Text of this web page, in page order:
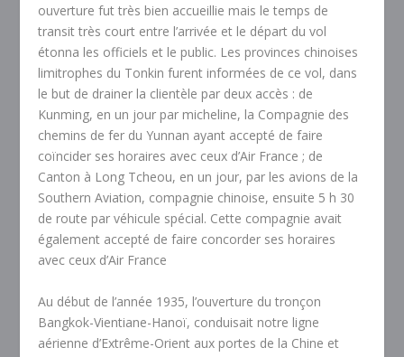
ouverture fut très bien accueillie mais le temps de
transit très court entre l’arrivée et le départ du vol
étonna les officiels et le public. Les provinces chinoises
limitrophes du Tonkin furent informées de ce vol, dans
le but de drainer la clientèle par deux accès : de
Kunming, en un jour par micheline, la Compagnie des
chemins de fer du Yunnan ayant accepté de faire
coïncider ses horaires avec ceux d’Air France ; de
Canton à Long Tcheou, en un jour, par les avions de la
Southern Aviation, compagnie chinoise, ensuite 5 h 30
de route par véhicule spécial. Cette compagnie avait
également accepté de faire concorder ses horaires
avec ceux d’Air France
Au début de l’année 1935, l’ouverture du tronçon
Bangkok-Vientiane-Hanoï, conduisait notre ligne
aérienne d’Extrême-Orient aux portes de la Chine et